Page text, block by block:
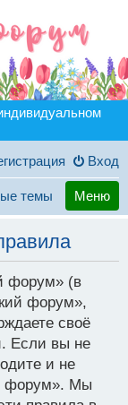
Вход
темы Меню
форум» (в
форум»,
своё
Если вы не
и не
форум». Мы